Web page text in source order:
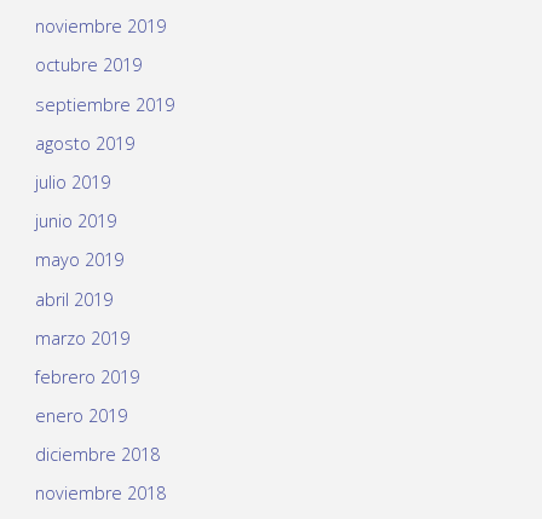
noviembre 2019
octubre 2019
septiembre 2019
agosto 2019
julio 2019
junio 2019
mayo 2019
abril 2019
marzo 2019
febrero 2019
enero 2019
diciembre 2018
noviembre 2018